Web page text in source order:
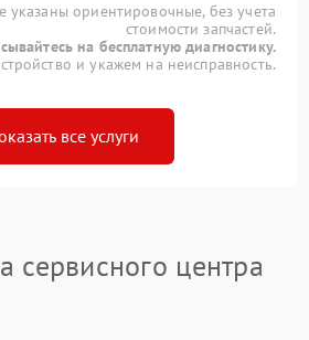
указаны ориентировочные, без учета
стоимости запчастей.
на бесплатную диагностику.
и укажем на неисправность.
все услуги
сервисного центра